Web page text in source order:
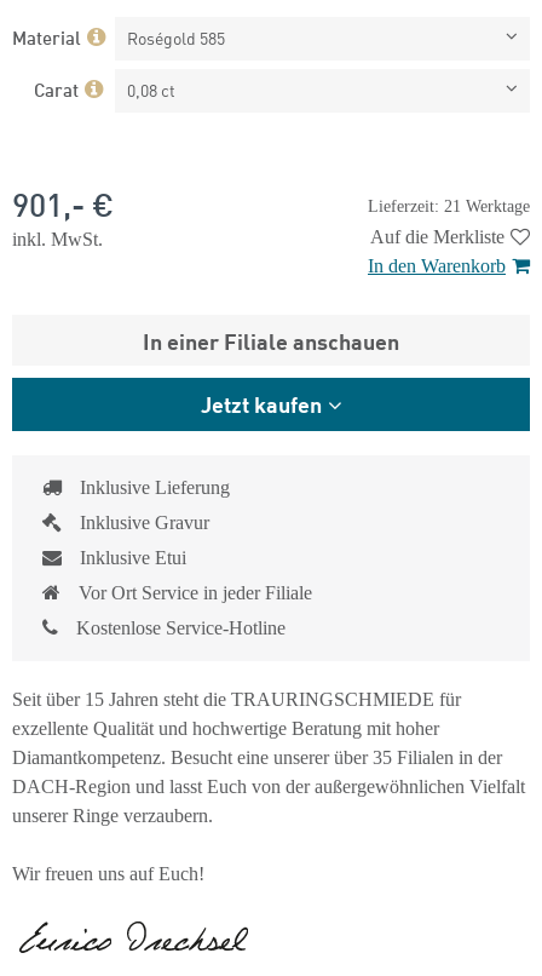
Material Roségold 585
Carat 0,08 ct
Lieferzeit: 21 Werktage
901,- €
inkl. MwSt.
Auf die Merkliste
In den Warenkorb
In einer Filiale anschauen
Jetzt kaufen
Inklusive Lieferung
Inklusive Gravur
Inklusive Etui
Vor Ort Service in jeder Filiale
Kostenlose Service-Hotline
Seit über 15 Jahren steht die TRAURINGSCHMIEDE für
exzellente Qualität und hochwertige Beratung mit hoher
Diamantkompetenz. Besucht eine unserer über 35 Filialen in der
DACH-Region und lasst Euch von der außergewöhnlichen Vielfalt
unserer Ringe verzaubern.
Wir freuen uns auf Euch!